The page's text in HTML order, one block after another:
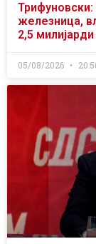
железница,
2,5
05/08/2026